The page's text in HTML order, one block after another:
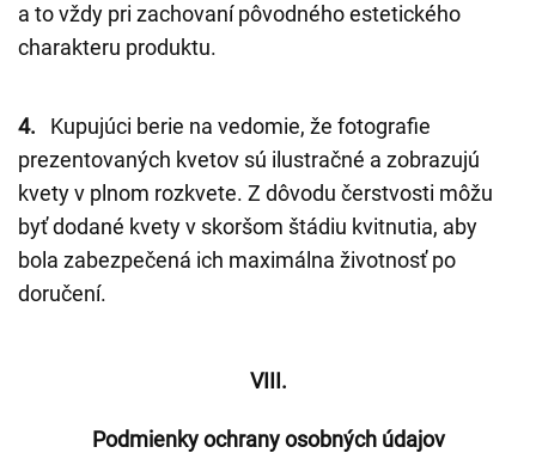
a to vždy pri zachovaní pôvodného estetického
charakteru produktu.
4. Kupujúci berie na vedomie, že fotografie
prezentovaných kvetov sú ilustračné a zobrazujú
kvety v plnom rozkvete. Z dôvodu čerstvosti môžu
byť dodané kvety v skoršom štádiu kvitnutia, aby
bola zabezpečená ich maximálna životnosť po
doručení.
VIII.
Podmienky ochrany osobných údajov